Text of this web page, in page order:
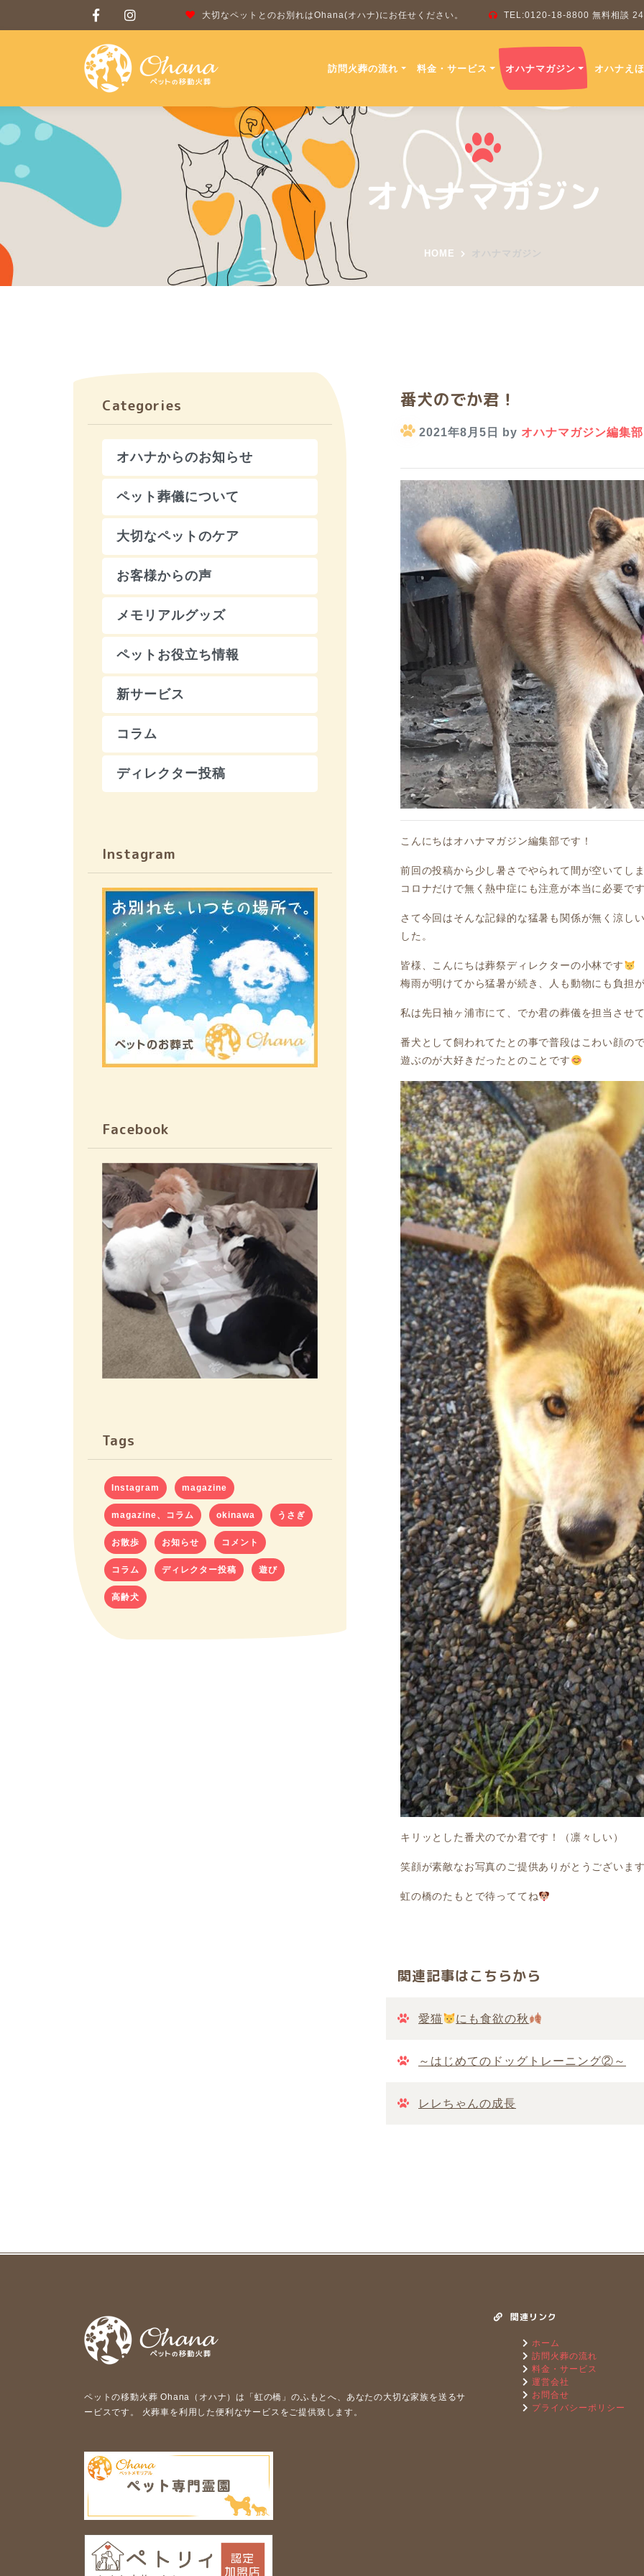
大切なペットとのお別れはOhana(オハナ)にお任せください。 TEL:0120-18-8800 無料相談
訪問火葬の流れ 料金・サービス オハナマガジン オハナえ
オハナマガジン
HOME
番犬のでか君！
2021年8月5日 by オハナマガジン編集部
こんにちはオハナマガジン編集部です！
前回の投稿から少し暑さでやられて間が空いてし
コロナだけで無く熱中症にも注意が本当に必要で
さて今回はそんな記録的な猛暑も関係が無く涼し
した。
皆様、こんにちは葬祭ディレクターの小林です
梅雨が明けてから猛暑が続き、人も動物にも負担
私は先日袖ヶ浦市にて、でか君の葬儀を担当させ
番犬として飼われてたとの事で普段はこわい顔の
遊ぶのが大好きだったとのことです
キリッとした番犬のでか君です！（凛々しい）
笑顔が素敵なお写真のご提供ありがとうございま
虹の橋のたもとで待っててね
関連記事はこちらから
愛猫 にも食欲の秋
～はじめてのドッグトレーニング②～
レレちゃんの成長
Categories
オハナからのお知らせ
ペット葬儀について
大切なペットのケア
お客様からの声
メモリアルグッズ
ペットお役立ち情報
新サービス
コラム
ディレクター投稿
Instagram
Facebook
Tags
Instagram magazine
magazine、コラム okinawa うさぎ
お散歩 お知らせ コメント
コラム ディレクター投稿 遊び
高齢犬
ペットの移動⽕葬 Ohana（オハナ）は「虹の橋」のふもとへ、あなたの⼤切な家族を送るサ
ービスです。 ⽕葬⾞を利⽤した便利なサービスをご提供致します。
関連リンク
ホーム
訪問火葬の流れ
料金・サービス
運営会社
お問合せ
プライバシーポリシー